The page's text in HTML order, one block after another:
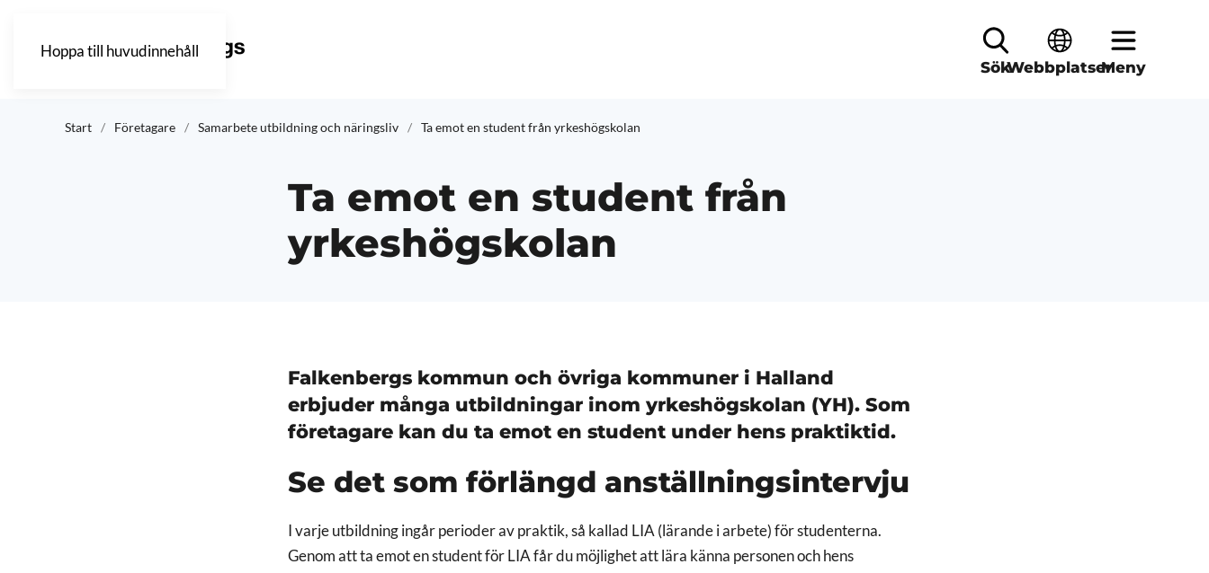
Hoppa till huvudinnehåll
SökWebbplatserMeny
Start Företagare Samarbete utbildning och näringsliv Ta emot en student från yrkeshögskolan
Ta emot en student från
yrkeshögskolan
Falkenbergs kommun och övriga kommuner i Halland
erbjuder många utbildningar inom yrkeshögskolan (YH). Som
företagare kan du ta emot en student under hens praktiktid.
Se det som förlängd anställningsintervju
I varje utbildning ingår perioder av praktik, så kallad LIA (lärande i arbete) för studenterna.
Genom att ta emot en student för LIA får du möjlighet att lära känna personen och hens